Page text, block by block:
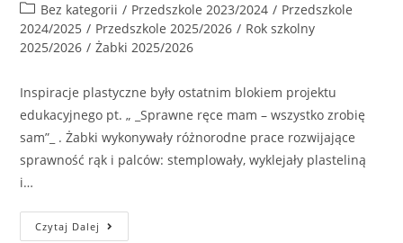
Bez kategorii / Przedszkole 2023/2024 / Przedszkole
2024/2025 / Przedszkole 2025/2026 / Rok szkolny
2025/2026 / Żabki 2025/2026
Inspiracje plastyczne były ostatnim blokiem projektu
edukacyjnego pt. „ _Sprawne ręce mam – wszystko zrobię
sam”_ . Żabki wykonywały różnorodne prace rozwijające
sprawność rąk i palców: stemplowały, wyklejały plasteliną
i…
Czytaj Dalej